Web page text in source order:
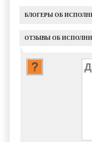
БЛОГЕРЫ ОБ
ОТЗЫВЫ ОБ